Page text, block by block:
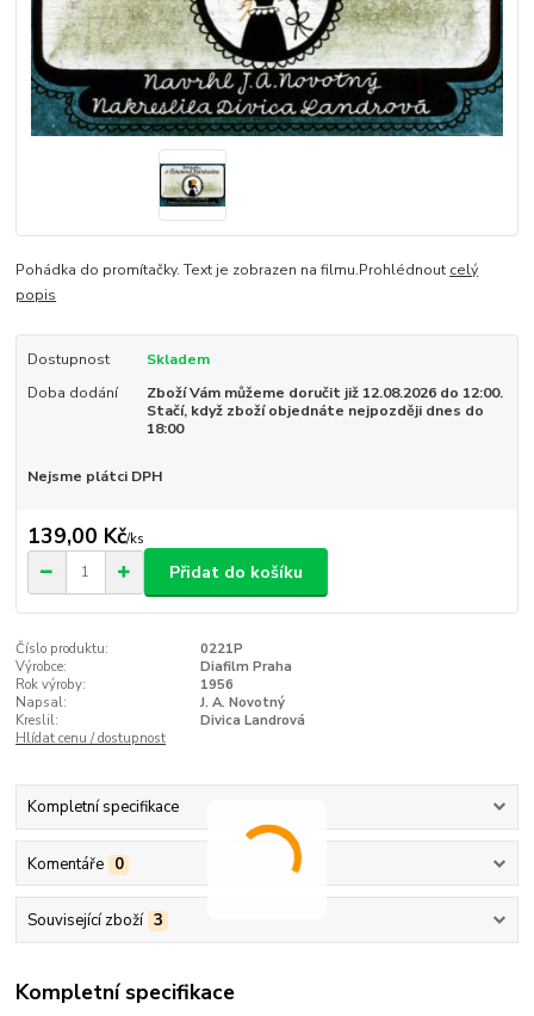
Pohádka do promítačky. Text je zobrazen na filmu.Prohlédnout celý
popis
Dostupnost
Skladem
Doba dodání
Zboží Vám můžeme doručit již 12.08.2026 do 12:00.
Stačí, když zboží objednáte nejpozději dnes do
18:00
Nejsme plátci DPH
139,00 Kč/ks
Přidat do košíku
Číslo produktu:
0221P
Výrobce:
Diafilm Praha
Rok výroby:
1956
Napsal:
J. A. Novotný
Kreslil:
Divica Landrová
Hlídat cenu / dostupnost
Kompletní specifikace
Komentáře 0
Související zboží 3
Kompletní specifikace